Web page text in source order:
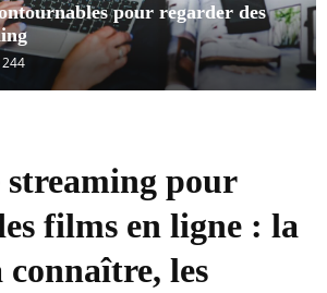
pour regarder des
streaming pour
films en ligne : la
connaître, les